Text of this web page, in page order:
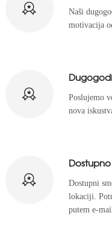
Naši
motivacija
Poslujemo
nova
Dostupni
lokaciji.
putem e-